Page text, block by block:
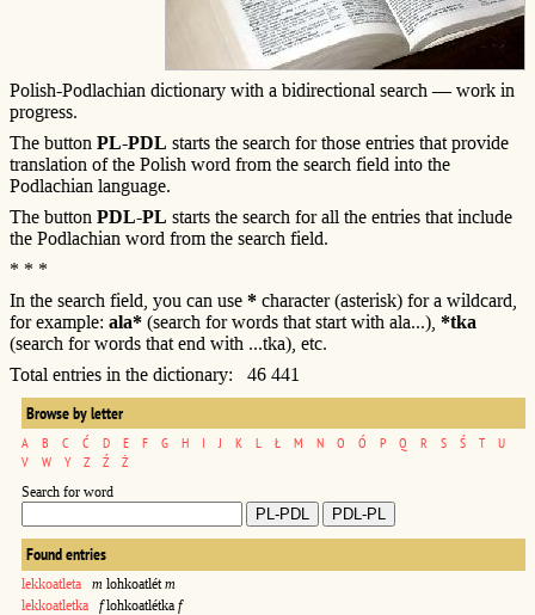
Polish-Podlachian dictionary with a bidirectional search — work in
progress.
The button PL-PDL starts the search for those entries that provide
translation of the Polish word from the search field into the
Podlachian language.
The button PDL-PL starts the search for all the entries that include
the Podlachian word from the search field.
* * *
In the search field, you can use * character (asterisk) for a wildcard,
for example: ala* (search for words that start with ala...), *tka
(search for words that end with ...tka), etc.
Total entries in the dictionary: 46 441
Browse by letter
A B C Ć D E F G H I J K L Ł M N O Ó P Q R S Ś T
U
V
W Y Z Ź Ż
Search for word
Found entries
lekkoatleta m lohkoatlét m
lekkoatletka
flohkoatlétka f